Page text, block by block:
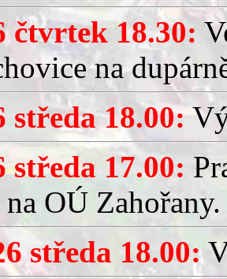
čtvrtek 18.30:
na
středa 18.00:
středa 17.00:
OÚ Zahořany.
středa 18.00: